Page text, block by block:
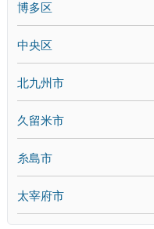
博多区
中央区
北九州市
久留米市
糸島市
太宰府市